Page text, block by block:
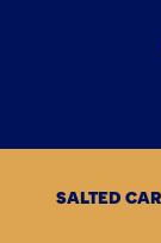
SALTED